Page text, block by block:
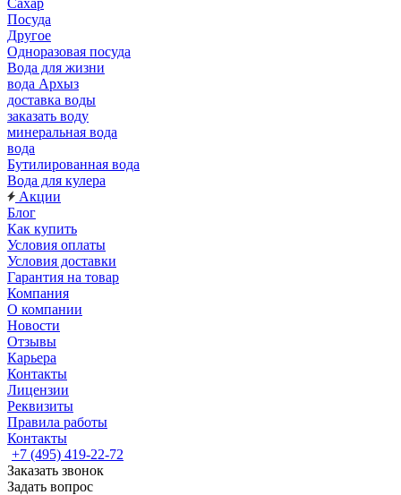
Сахар
Посуда
Другое
Одноразовая посуда
Вода для жизни
вода Архыз
доставка воды
заказать воду
минеральная вода
вода
Бутилированная вода
Вода для кулера
Акции
Блог
Как купить
Условия оплаты
Условия доставки
Гарантия на товар
Компания
О компании
Новости
Отзывы
Карьера
Контакты
Лицензии
Реквизиты
Правила работы
Контакты
+7 (495) 419-22-72
Заказать звонок
Задать вопрос